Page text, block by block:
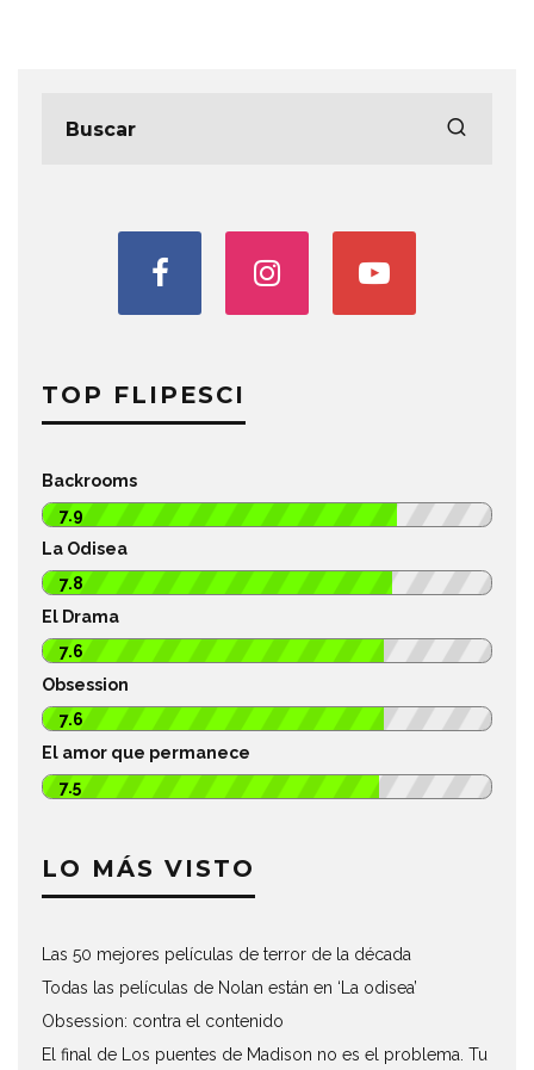
TOP FLIPESCI
Backrooms
7.9
La Odisea
7.8
El Drama
7.6
Obsession
7.6
El amor que permanece
7.5
LO MÁS VISTO
Las 50 mejores películas de terror de la década
Todas las películas de Nolan están en ‘La odisea’
Obsession: contra el contenido
El final de Los puentes de Madison no es el problema. Tu